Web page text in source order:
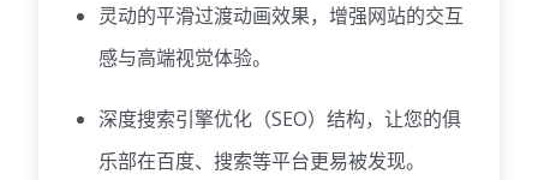
灵动的平滑过渡动画效果，增强网站的交互
感与高端视觉体验。
深度搜索引擎优化（SEO）结构，让您的俱
乐部在百度、搜索等平台更易被发现。